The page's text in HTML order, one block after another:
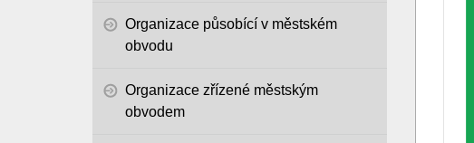
Organizace působící v městském
obvodu
Organizace zřízené městským
obvodem